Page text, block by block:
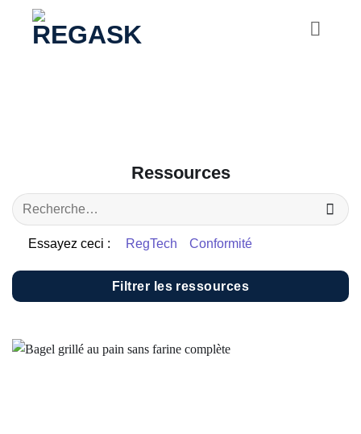
Passer
Ressources
Essayez ceci : RegTech Conformité
Filtrer les ressources